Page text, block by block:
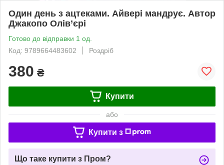
Один день з ацтеками. Айвері мандрує. Автор
Джакопо Олів’єрі
Готово до відправки 1 од.
Код: 9789664483602
Роздріб
380 ₴
Купити
або
Купити з
Що таке купити з Пром?